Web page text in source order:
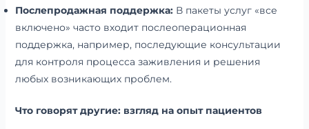
Послепродажная поддержка:В пакеты услуг «все
включено» часто входит послеоперационная
поддержка, например, последующие консультации
для контроля процесса заживления и решения
любых возникающих проблем.
Что говорят другие: взгляд на опыт пациентов